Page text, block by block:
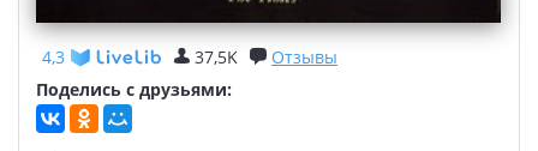
4,3 37,5K
Отзывы
Поделись с друзьями: